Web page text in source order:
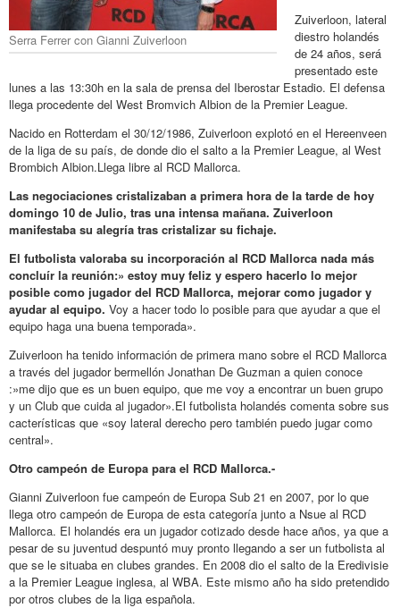
Serra Ferrer con Gianni Zuiverloon
Zuiverloon, lateral
diestro holandés
de 24 años, será
presentado este
lunes a las 13:30h en la sala de prensa del Iberostar Estadio. El defensa
llega procedente del West Bromvich Albion de la Premier League.
Nacido en Rotterdam el 30/12/1986, Zuiverloon explotó en el Hereenveen
de la liga de su país, de donde dio el salto a la Premier League, al West
Brombich Albion.Llega libre al RCD Mallorca.
Las negociaciones cristalizaban a primera hora de la tarde de hoy
domingo 10 de Julio, tras una intensa mañana. Zuiverloon
manifestaba su alegría tras cristalizar su fichaje.
El futbolista valoraba su incorporación al RCD Mallorca nada más
concluír la reunión:» estoy muy feliz y espero hacerlo lo mejor
posible como jugador del RCD Mallorca, mejorar como jugador y
ayudar al equipo. Voy a hacer todo lo posible para que ayudar a que el
equipo haga una buena temporada».
Zuiverloon ha tenido información de primera mano sobre el RCD Mallorca
a través del jugador bermellón Jonathan De Guzman a quien conoce
:»me dijo que es un buen equipo, que me voy a encontrar un buen grupo
y un Club que cuida al jugador».El futbolista holandés comenta sobre sus
cacterísticas que «soy lateral derecho pero también puedo jugar como
central».
Otro campeón de Europa para el RCD Mallorca.-
Gianni Zuiverloon fue campeón de Europa Sub 21 en 2007, por lo que
llega otro campeón de Europa de esta categoría junto a Nsue al RCD
Mallorca. El holandés era un jugador cotizado desde hace años, ya que a
pesar de su juventud despuntó muy pronto llegando a ser un futbolista al
que se le situaba en clubes grandes. En 2008 dio el salto de la Eredivisie
a la Premier League inglesa, al WBA. Este mismo año ha sido pretendido
por otros clubes de la liga española.